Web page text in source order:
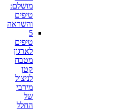
מושלם:
טיפים
והשראה
5
טיפים
לארגון
מטבח
קטן
לניצול
מירבי
של
החלל